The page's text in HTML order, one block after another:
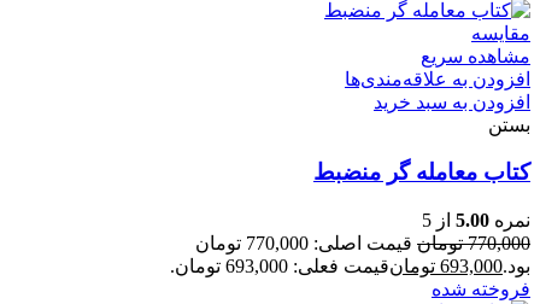
مقایسه
مشاهده سریع
افزودن به علاقه‌مندی‌ها
افزودن به سبد خرید
بستن
کتاب معامله گر منضبط
نمره 5.00 از 5
770,000 تومان
قیمت اصلی: 770,000 تومان
بود.693,000 تومانقیمت فعلی: 693,000 تومان.
فروخته شده